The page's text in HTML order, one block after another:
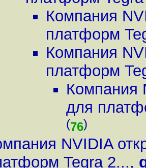
Компания
платформ
Компания
платформ
Компания
для
(76)
NVIDIA
Tegra 2...,